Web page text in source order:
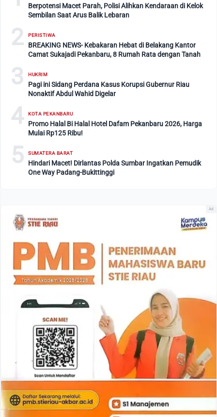
Berpotensi Macet Parah, Polisi Alihkan Kendaraan di Kelok
Sembilan Saat Arus Balik Lebaran
2 PERISTIWA
BREAKING NEWS- Kebakaran Hebat di Belakang Kantor
Camat Sukajadi Pekanbaru, 8 Rumah Rata dengan Tanah
3 HUKRIM
Pagi ini Sidang Perdana Kasus Korupsi Gubernur Riau
Nonaktif Abdul Wahid Digelar
4 KOTA PEKANBARU
Promo Halal Bi Halal Hotel Dafam Pekanbaru 2026, Harga
Mulai Rp125 Ribu!
5 SUMATERA BARAT
Hindari Macet! Dirlantas Polda Sumbar Ingatkan Pemudik
One Way Padang-Bukittinggi
Ad